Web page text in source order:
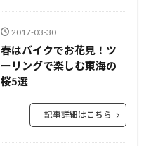
2017-03-30
春はバイクでお花見！ツ
ーリングで楽しむ東海の
桜5選
記事詳細はこちら